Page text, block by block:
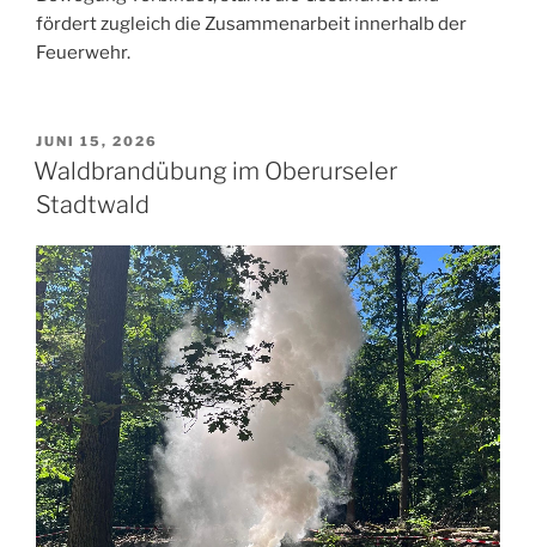
fördert zugleich die Zusammenarbeit innerhalb der
Feuerwehr.
VERÖFFENTLICHT
AM
JUNI 15, 2026
Waldbrandübung im Oberurseler
Stadtwald